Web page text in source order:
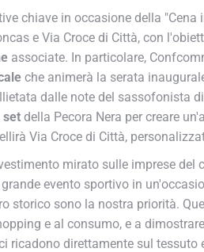
chiave in occasione della "Cena
e Via Croce di Città, con
associate. In particolare,
che animerà la serata
dalle note del sassofonista
della Pecora Nera per creare
Via Croce di Città,
mirato sulle imprese del
evento sportivo in
storico sono la nostra priorità.
e al consumo, e a
ricadono direttamente sul tessuto